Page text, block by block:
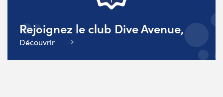
Rejoignez le club Dive Avenue,
Découvrir